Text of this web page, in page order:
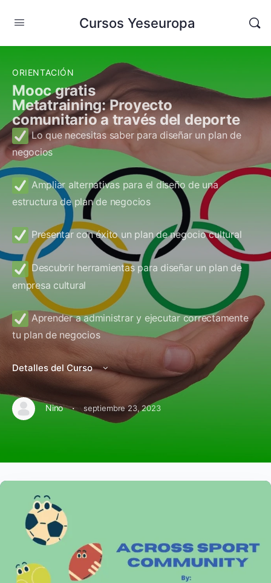
Cursos Yeseuropa
ORIENTACIÓN
Mooc gratis
Metatraining: Proyecto
comunitario a través del deporte
Lo que necesitas saber para diseñar un plan de
negocios
Ampliar alternativas para el diseño de una
estructura de plan de negocios
Presentar con éxito un plan de negocio cultural
Descubrir herramientas para diseñar un plan de
empresa cultural
Aprender a administrar y ejecutar correctamente
tu plan de negocios
Detalles del Curso
Nino · septiembre 23, 2023